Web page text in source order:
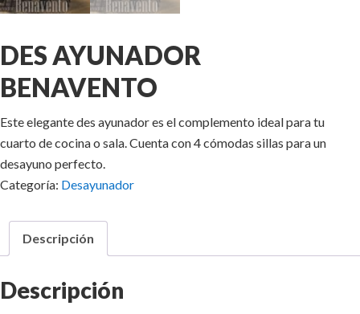
DES AYUNADOR
BENAVENTO
Este elegante des ayunador es el complemento ideal para tu
cuarto de cocina o sala. Cuenta con 4 cómodas sillas para un
desayuno perfecto.
Categoría: Desayunador
Descripción
Descripción